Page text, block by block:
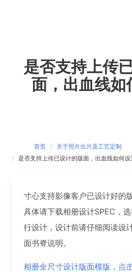
是否支持上传
面，出血线如
首页
关于照片出片及工艺定制
是否支持上传已设计的版面，出血线如何设
寸心支持影像客户已设计好的
具体请下载相册设计SPEC，
行设计，设计前请仔细阅读设
面书脊说明。
相册全尺寸设计版面模版，点